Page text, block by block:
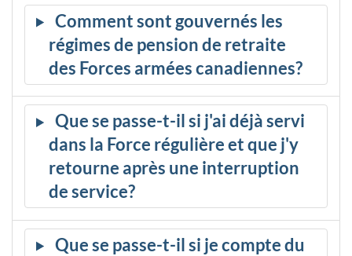
Comment sont gouvernés les
régimes de pension de retraite
des Forces armées canadiennes?
Que se passe-t-il si j'ai déjà servi
dans la Force régulière et que j'y
retourne après une interruption
de service?
Que se passe-t-il si je compte du